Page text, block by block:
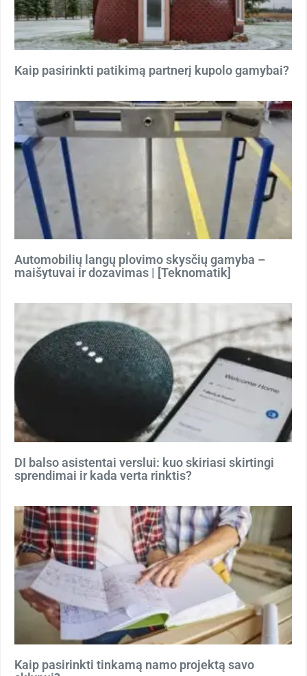
Kaip pasirinkti patikimą partnerį kupolo gamybai?
Automobilių langų plovimo skysčių gamyba –
maišytuvai ir dozavimas | [Teknomatik]
DI balso asistentai verslui: kuo skiriasi skirtingi
sprendimai ir kada verta rinktis?
Kaip pasirinkti tinkamą namo projektą savo